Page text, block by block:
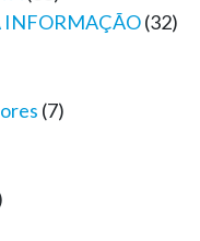
INFORMAÇÃO(32)
(7)